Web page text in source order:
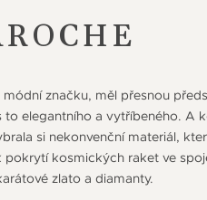
značku, měl přesnou
elegantního a vytříbeného. A
si nekonvenční materiál,
kosmických raket ve
zlato a diamanty.